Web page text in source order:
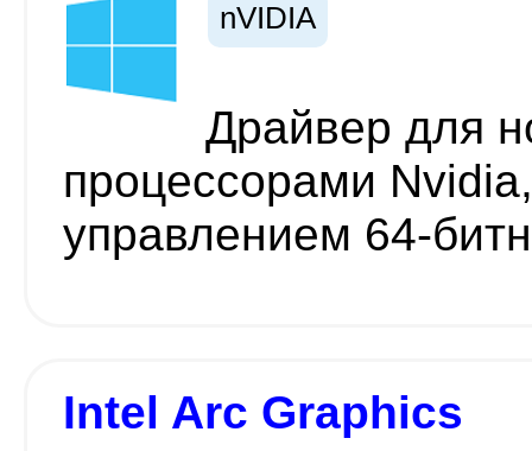
nVIDIA
Драйвер для
процессорами
управлением 64-
Intel Arc Graphics